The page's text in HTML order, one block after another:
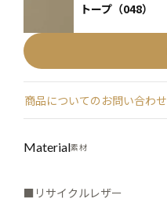
トープ（048）
商品についてのお問い合わせ
Material素材
■リサイクルレザー